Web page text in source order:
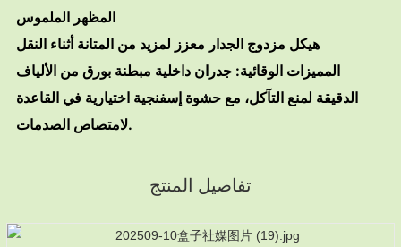
المظهر الملموس
هيكل مزدوج الجدار معزز لمزيد من المتانة أثناء النقل
المميزات الوقائية: جدران داخلية مبطنة بورق من الألياف
الدقيقة لمنع التآكل، مع حشوة إسفنجية اختيارية في القاعدة
لامتصاص الصدمات.
تفاصيل المنتج